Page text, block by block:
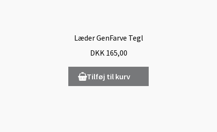
Læder GenFarve Tegl
DKK 165,00
Tilføj til kurv